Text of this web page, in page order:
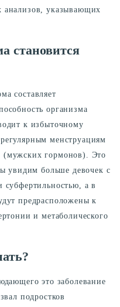
анализов, указывающих
становится
составляет
организма
к избыточному
менструациям
(мужских гормонов). Это
увидим больше девочек с
субфертильностью, а в
предрасположены к
и метаболического
это заболевание
подростков